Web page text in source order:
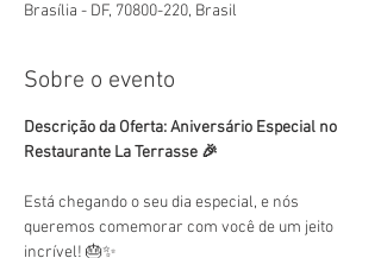
Brasília - DF, 70800-220, Brasil
Sobre o evento
Descrição da Oferta: Aniversário Especial no
Restaurante La Terrasse 🎉
Está chegando o seu dia especial, e nós
queremos comemorar com você de um jeito
incrível! 🎂✨